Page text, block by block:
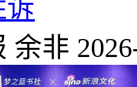
诉
余非